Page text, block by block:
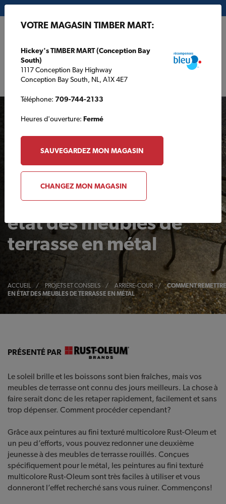
ARRIÈRE-COUR
Comment remettre en
état des meubles de
terrasse en métal
ACCUEIL / PROJETS ET CONSEILS / ARRIÈRE-COUR /
COMMENT REMETTRE
EN ÉTAT DES MEUBLES DE TERRASSE EN MÉTAL
PRÉSENTÉ PAR
Le soleil brille et les boissons sont bien fraîches, mais vos
meubles de terrasse ont connu des jours meilleurs. La chose à
faire serait donc de les retaper rapidement, facilement et sans
trop dépenser. Comment procéder cependant?
Grâce aux peintures au fini texturé multicolore Rust-Oleum et
un peu d’efforts, vous pouvez redonner une deuxième
jeunesse à des meubles de terrasse rouillés. Conçues
spécifiquement pour le métal, les peintures au fini texturé
multicolore Rust-Oleum sont très faciles à utiliser et vous
donneront l’effet recherché sans vous ruiner. Commençons!
VOTRE MAGASIN TIMBER MART:
Hickey's TIMBER MART (Conception Bay
South)
1117 Conception Bay Highway
Conception Bay South, NL, A1X 4E7
Téléphone: 709-744-2133
Heures d'ouverture: Fermé
SAUVEGARDEZ MON MAGASIN
CHANGEZ MON MAGASIN